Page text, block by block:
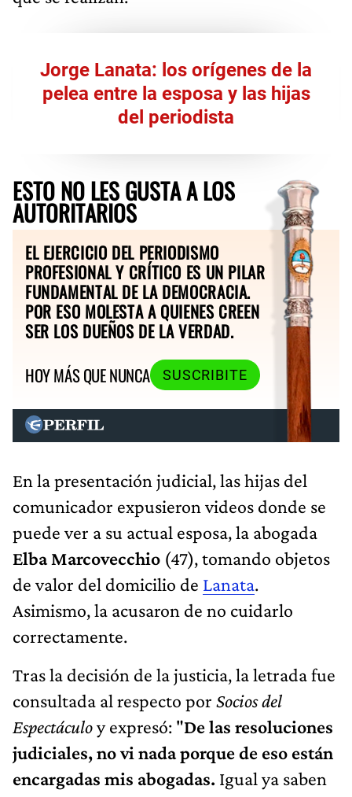
Jorge Lanata: los orígenes de la
pelea entre la esposa y las hijas
del periodista
ESTO NO LES GUSTA A LOS
AUTORITARIOS
EL EJERCICIO DEL PERIODISMO
PROFESIONAL Y CRÍTICO ES UN PILAR
FUNDAMENTAL DE LA DEMOCRACIA.
POR ESO MOLESTA A QUIENES CREEN
SER LOS DUEÑOS DE LA VERDAD.
HOY MÁS QUE NUNCA
SUSCRIBITE
En la presentación judicial, las hijas del
comunicador expusieron videos donde se
puede ver a su actual esposa, la abogada
Elba Marcovecchio (47), tomando objetos
de valor del domicilio de Lanata.
Asimismo, la acusaron de no cuidarlo
correctamente.
Tras la decisión de la justicia, la letrada fue
consultada al respecto por Socios del
Espectáculoy expresó: "De las resoluciones
judiciales, no vi nada porque de eso están
encargadas mis abogadas. Igual ya saben